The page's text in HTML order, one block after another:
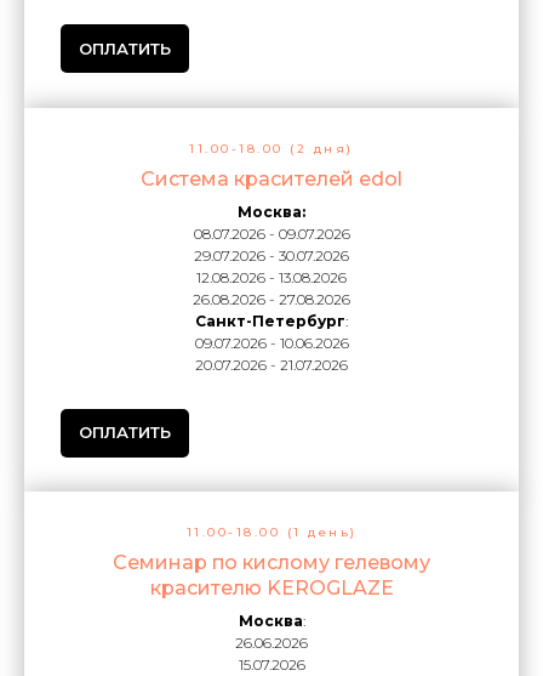
ОПЛАТИТЬ
11.00-18.00 (2 дня)
Система красителей edol
Москва:
08.07.2026 - 09.07.2026
29.07.2026 - 30.07.2026
12.08.2026 - 13.08.2026
26.08.2026 - 27.08.2026
Санкт-Петербург:
09.07.2026 - 10.06.2026
20.07.2026 - 21.07.2026
ОПЛАТИТЬ
11.00-18.00 (1 день)
Семинар по кислому гелевому
красителю KEROGLAZE
Москва:
26.06.2026
15.07.2026